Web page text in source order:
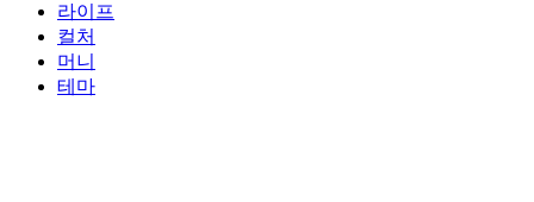
라이프
컬처
머니
테마